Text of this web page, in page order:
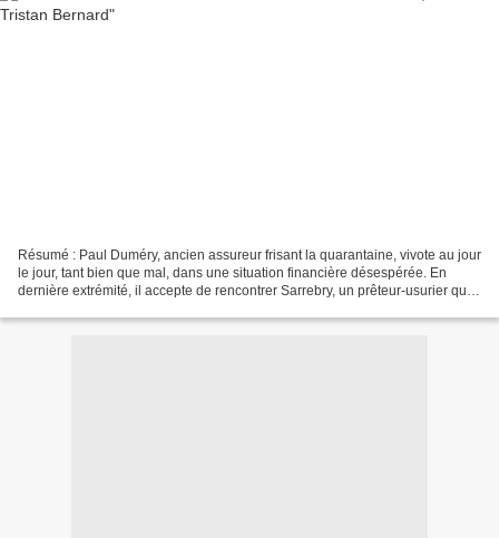
Résumé : Paul Duméry, ancien assureur frisant la quarantaine, vivote au jour
le jour, tant bien que mal, dans une situation financière désespérée. En
dernière extrémité, il accepte de rencontrer Sarrebry, un prêteur-usurier que